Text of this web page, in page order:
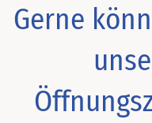
Gerne